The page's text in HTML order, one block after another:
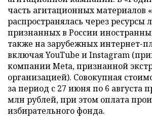
часть агитационных материалов
распространялась через ресурсы
признанных в России
также на зарубежных интернет-
включая YouTube и Instagram
компании Meta, признанной
организацией). Совокупная
за период с 27 июня по 6 августа
млн рублей, при этом оплата
избирательного фонда.